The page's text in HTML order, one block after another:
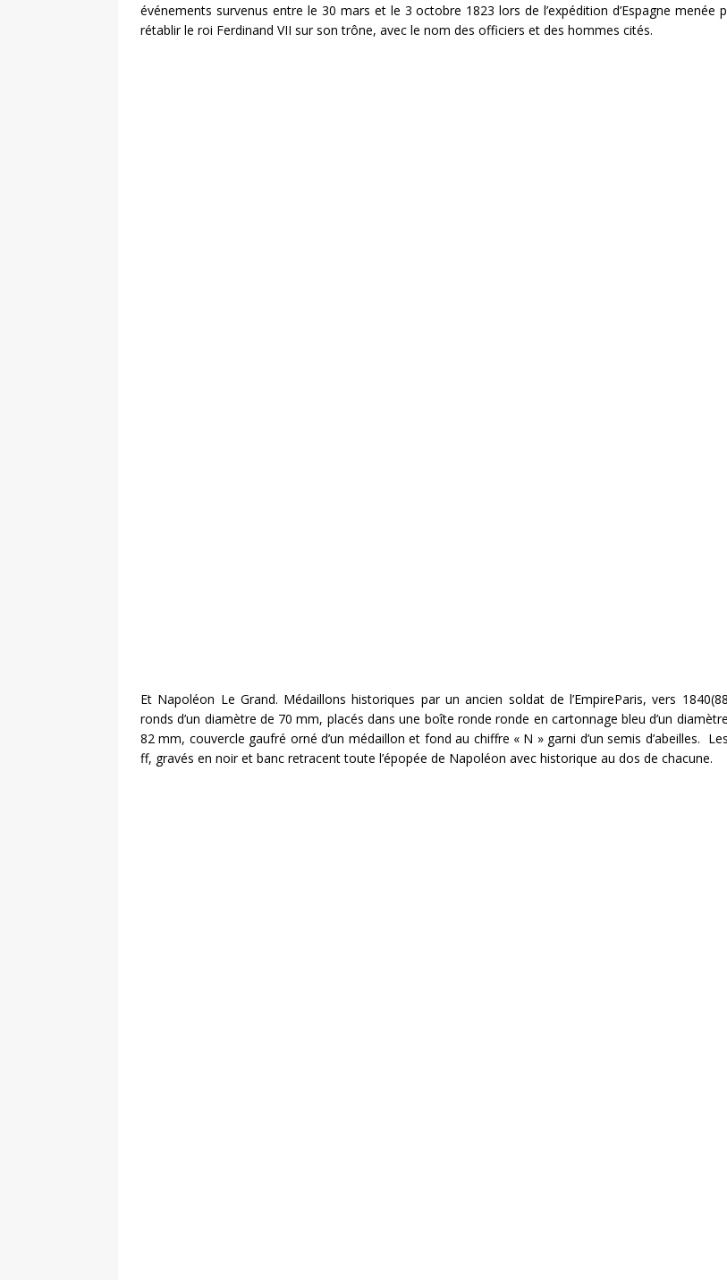
événements survenus entre le 30 mars et le 3 octobre 1823 lors de l’expédition d’Espagne menée
rétablir le roi Ferdinand VII sur son trône, avec le nom des officiers et des hommes cités.
Et Napoléon Le Grand. Médaillons historiques par un ancien soldat de l’EmpireParis, vers
ronds d’un diamètre de 70 mm, placés dans une boîte ronde ronde en cartonnage bleu d’un
82 mm, couvercle gaufré orné d’un médaillon et fond au chiffre « N » garni d’un semis d’abeilles.
ff, gravés en noir et banc retracent toute l’épopée de Napoléon avec historique au dos de chacune.